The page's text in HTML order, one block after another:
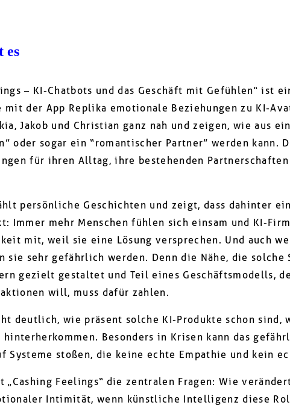
es
– KI-Chatbots und das Geschäft mit Gefühlen“ ist
mit der App Replika emotionale Beziehungen zu KI-
Jakob und Christian ganz nah und zeigen, wie aus
oder sogar ein “romantischer Partner” werden kann.
für ihren Alltag, ihre bestehenden
persönliche Geschichten und zeigt, dass dahinter
Immer mehr Menschen fühlen sich einsam und KI-
mit, weil sie eine Lösung versprechen. Und auch
sie sehr gefährlich werden. Denn die Nähe, die
gezielt gestaltet und Teil eines Geschäftsmodells,
will, muss dafür zahlen.
deutlich, wie präsent solche KI-Produkte schon
Besonders in Krisen kann das
Systeme stoßen, die keine echte Empathie und kein
„Cashing Feelings“ die zentralen Fragen: Wie
Intimität, wenn künstliche Intelligenz diese